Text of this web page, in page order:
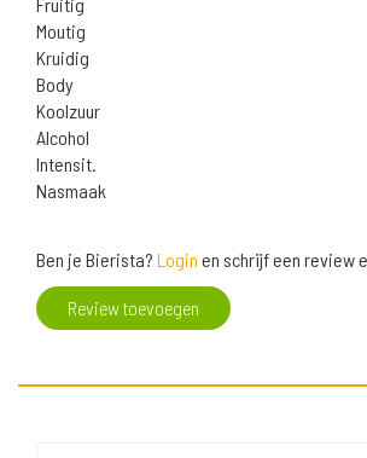
Moutig
Kruidig
Body
Koolzuur
Alcohol
Intensit.
Nasmaak
Ben je Bierista? Login en schrijf een review
Review toevoegen